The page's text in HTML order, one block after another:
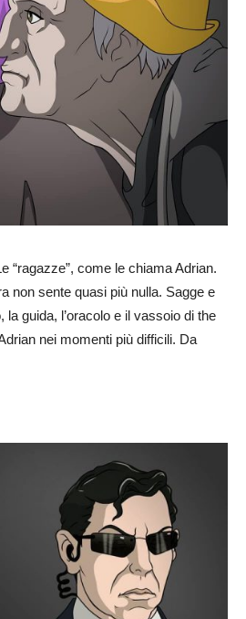
“ragazze”, come le chiama Adrian.
non sente quasi più nulla. Sagge e
guida, l’oracolo e il vassoio di the
nei momenti più difficili. Da